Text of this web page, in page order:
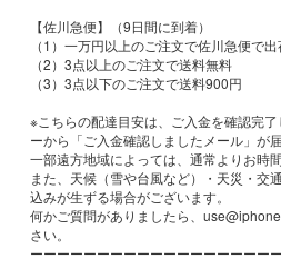
【佐川急便】（9日間に到着）
（1）一万円以上のご注文で佐川急便で出
（2）3点以上のご注文で送料無料
（3）3点以下のご注文で送料900円
※こちらの配達目安は、ご入金を確認完
ーから「ご入金確認しましたメール」が
一部遠方地域によっては、通常よりお時
また、天候（雪や台風など）・天災・交
込みが生ずる場合がございます。
何かご質問がありましたら、
さい。
ーーーーーーーーーーーーーーーーーー